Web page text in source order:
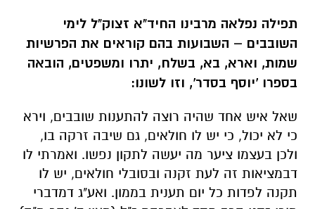
תפילה נפלאה מרבינו החיד"א זצוק"ל לימי
השובבים – השבועות בהם קוראים את הפרשיות
שמות, וארא, בא, בשלח, יתרו ומשפטים, הובאה
בספרו 'יוסף בסדר', וזו לשונו:
שאל איש אחד שהיה רוצה להתענות שובבים, וירא
כי לא יכול, כי יש לו חולאים, גם שיבה זרקה בו,
ולכן בעצמו ציער מה יעשה לתקון נפשו. ואמרתי לו
דבמציאות זה לעת זקנה ובסובלי חולאים, יש לו
תקנה לפדות כל יום תענית בממון. ואע"ג דמדברי